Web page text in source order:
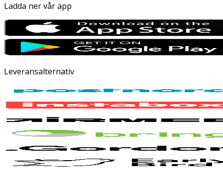
Ladda ner vår app
Leveransalternativ